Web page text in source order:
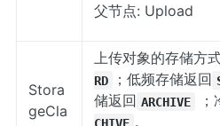
父节点: Upload
Stora
geCla
上传对象的存储方
RD
；低频存储返回
储返回 ARCHIVE
CHIVE 。